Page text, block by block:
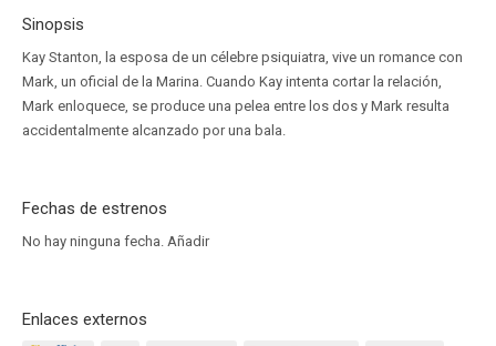
Sinopsis
Kay Stanton, la esposa de un célebre psiquiatra, vive un romance con
Mark, un oficial de la Marina. Cuando Kay intenta cortar la relación,
Mark enloquece, se produce una pelea entre los dos y Mark resulta
accidentalmente alcanzado por una bala.
Fechas de estrenos
No hay ninguna fecha. Añadir
Enlaces externos